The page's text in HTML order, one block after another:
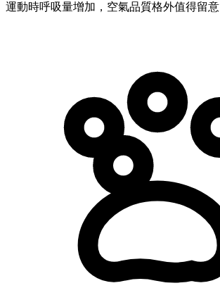
運動時呼吸量增加，空氣品質格外值得留意